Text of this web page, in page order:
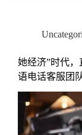
她经济”时代
语电话客服团